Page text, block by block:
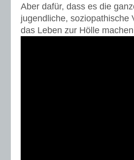
Aber dafür, dass es die
jugendliche, soziopathische
das Leben zur Hölle